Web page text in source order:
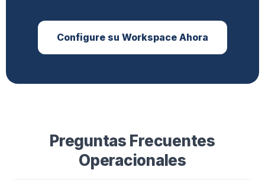
Configure su Workspace Ahora
Preguntas Frecuentes
Operacionales